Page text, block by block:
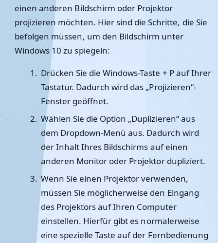
einen anderen Bildschirm oder Projektor
projizieren möchten. Hier sind die Schritte, die Sie
befolgen müssen, um den Bildschirm unter
Windows 10 zu spiegeln:
Drücken Sie die Windows-Taste + P auf Ihrer
Tastatur. Dadurch wird das „Projizieren“-
Fenster geöffnet.
Wählen Sie die Option „Duplizieren“ aus
dem Dropdown-Menü aus. Dadurch wird
der Inhalt Ihres Bildschirms auf einen
anderen Monitor oder Projektor dupliziert.
Wenn Sie einen Projektor verwenden,
müssen Sie möglicherweise den Eingang
des Projektors auf Ihren Computer
einstellen. Hierfür gibt es normalerweise
eine spezielle Taste auf der Fernbedienung